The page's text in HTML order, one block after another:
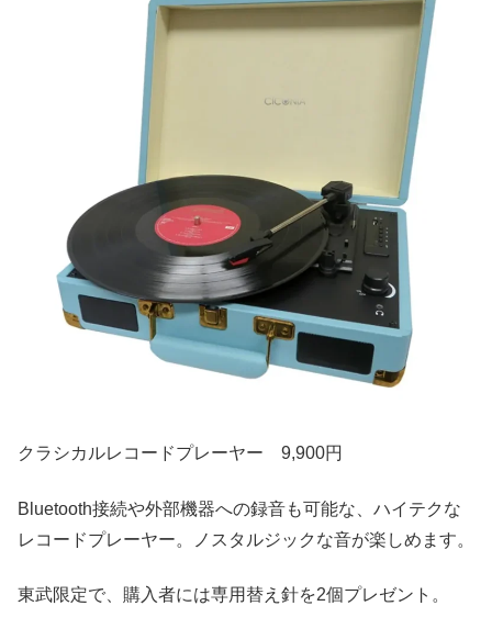
クラシカルレコードプレーヤー 9,900円
Bluetooth接続や外部機器への録音も可能な、ハイテクな
レコードプレーヤー。ノスタルジックな音が楽しめます。
東武限定で、購入者には専用替え針を2個プレゼント。